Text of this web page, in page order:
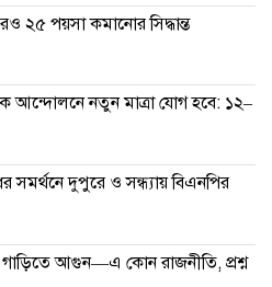
২৫ পয়সা কমানোর সিদ্ধান্ত
আন্দোলনে নতুন মাত্রা যোগ হবে: ১২–
সমর্থনে দুপুরে ও সন্ধ্যায় বিএনপির
গাড়িতে আগুন—এ কোন রাজনীতি, প্রশ্ন